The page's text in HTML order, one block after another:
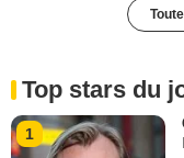
Top stars du
1